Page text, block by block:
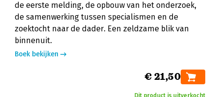
de eerste melding, de opbouw van het onderzoek,
de samenwerking tussen specialismen en de
zoektocht naar de dader. Een zeldzame blik van
binnenuit.
Boek bekijken
€ 21,50
Dit product is uitverkocht